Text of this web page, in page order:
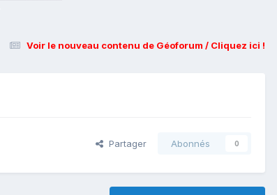
Voir le nouveau contenu de Géoforum / Cliquez ici !
Partager Abonnés 0